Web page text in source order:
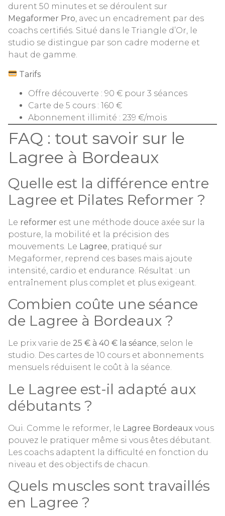
durent 50 minutes et se déroulent sur
Megaformer Pro, avec un encadrement par des
coachs certifiés. Situé dans le Triangle d’Or, le
studio se distingue par son cadre moderne et
haut de gamme.
Tarifs
Offre découverte : 90 € pour 3 séances
Carte de 5 cours : 160 €
Abonnement illimité : 239 €/mois
FAQ : tout savoir sur le
Lagree à Bordeaux
Quelle est la différence entre
Lagree et Pilates Reformer ?
Le reformer est une méthode douce axée sur la
posture, la mobilité et la précision des
mouvements. Le Lagree, pratiqué sur
Megaformer, reprend ces bases mais ajoute
intensité, cardio et endurance. Résultat : un
entraînement plus complet et plus exigeant.
Combien coûte une séance
de Lagree à Bordeaux ?
Le prix varie de 25 € à 40 € la séance, selon le
studio. Des cartes de 10 cours et abonnements
mensuels réduisent le coût à la séance.
Le Lagree est-il adapté aux
débutants ?
Oui. Comme le reformer, le Lagree Bordeaux vous
pouvez le pratiquer même si vous êtes débutant.
Les coachs adaptent la difficulté en fonction du
niveau et des objectifs de chacun.
Quels muscles sont travaillés
en Lagree ?